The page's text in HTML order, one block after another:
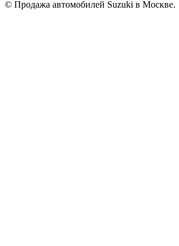
© Продажа автомобилей Suzuki в Москве.